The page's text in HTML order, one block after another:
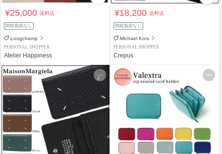
¥25,000送料込
関税負担なし
Longchamp
PERSONAL SHOPPER
Atelier Happiness
¥18,200送料込
関税負担なし
Michael Kors
PERSONAL SHOPPER
Crepus